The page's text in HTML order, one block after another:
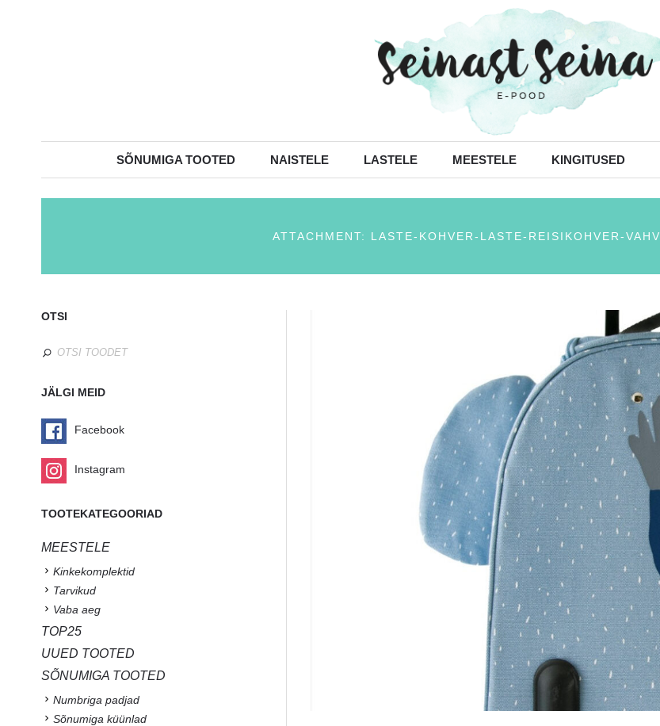
SÕNUMIGA TOOTED NAISTELE LASTELE MEESTELE KINGITUSED
ATTACHMENT: LASTE-KOHVER-LASTE-REISIKOHVER-
OTSI
JÄLGI MEID
Facebook
Instagram
TOOTEKATEGOORIAD
MEESTELE
Kinkekomplektid
Tarvikud
Vaba aeg
TOP25
UUED TOOTED
SÕNUMIGA TOOTED
Numbriga padjad
Sõnumiga küünlad